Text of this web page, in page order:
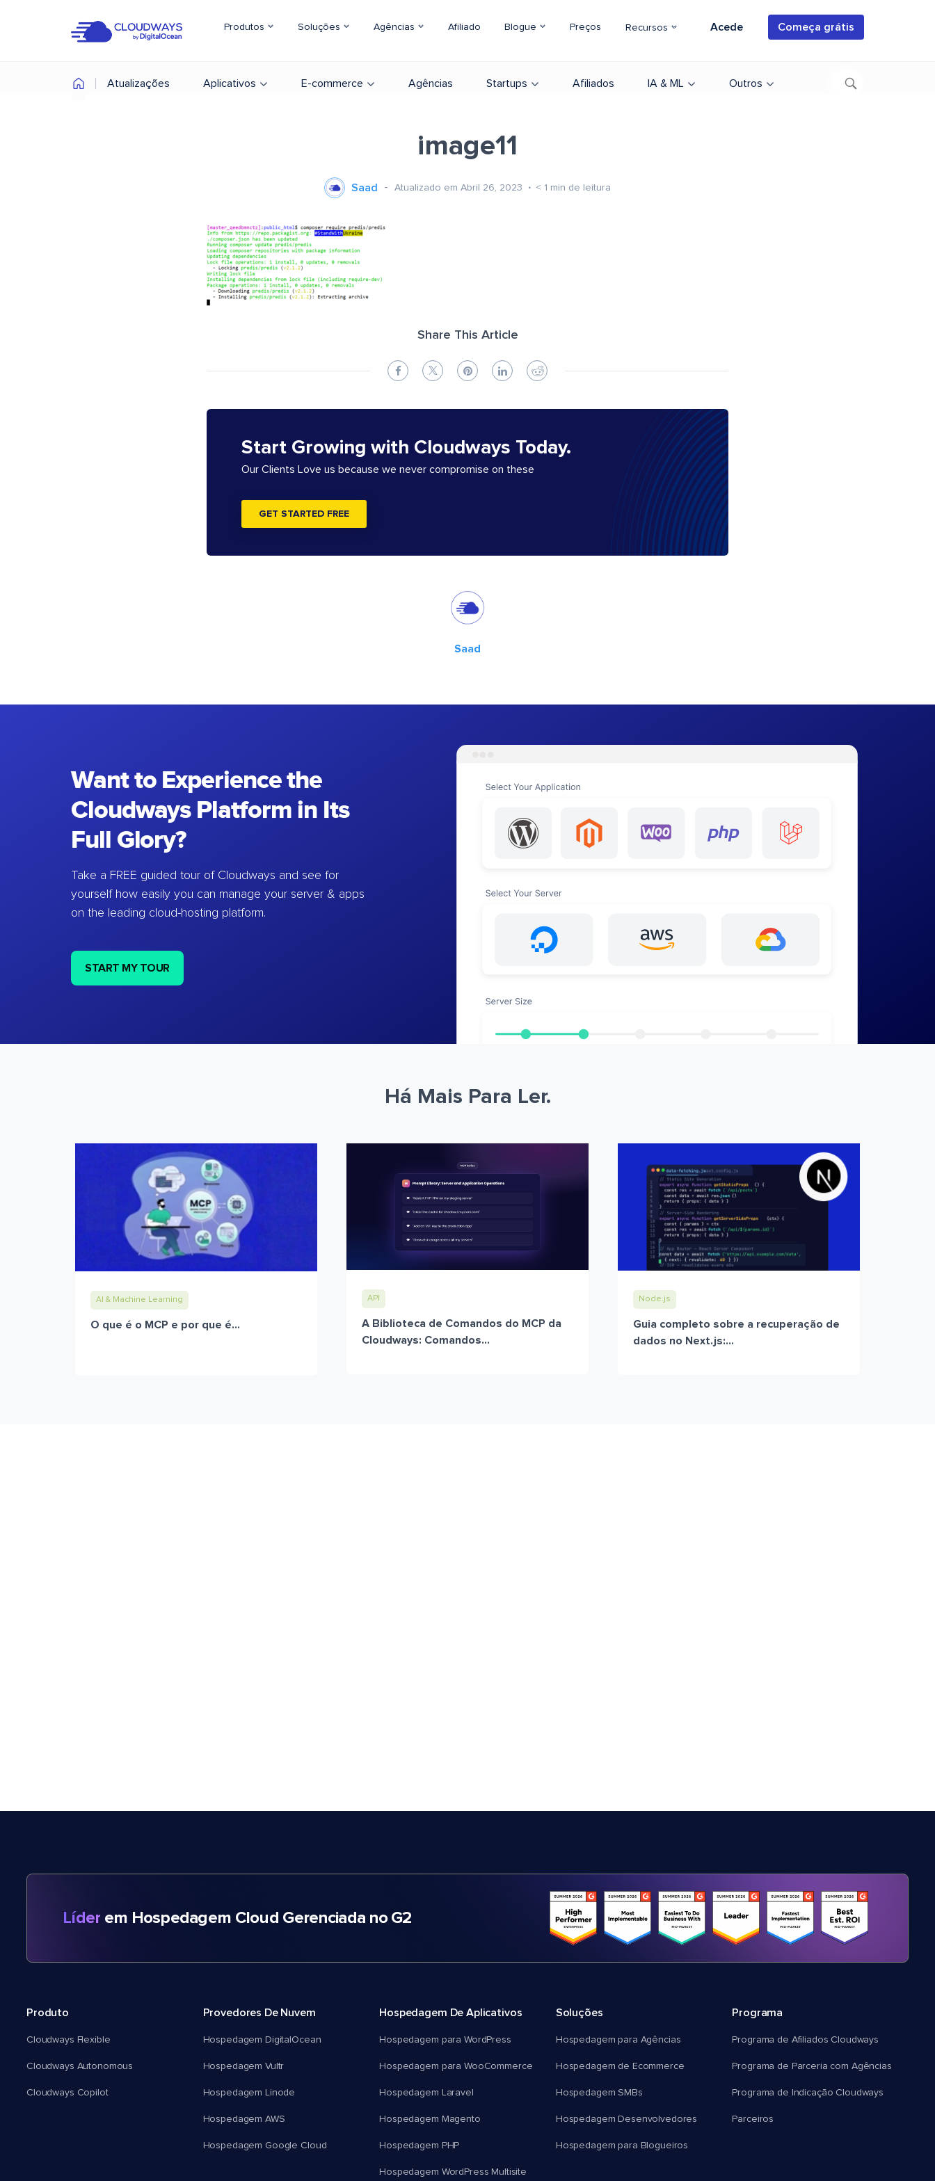
Produtos Soluções Agências Afiliado Blogue Preços Recursos Acede Começa grátis
Atualizações Aplicativos E-commerce Agências Startups Afiliados IA & ML Outros
image11
Saad Atualizado em Abril 26, 2023 < 1 min de leitura
Share This Article
Start Growing with Cloudways Today.
Our Clients Love us because we never compromise on these
GET STARTED FREE
Saad
Want to Experience the
Cloudways Platform in Its
Full Glory?
Take a FREE guided tour of Cloudways and see for
yourself how easily you can manage your server & apps
on the leading cloud-hosting platform.
START MY TOUR
Há Mais Para Ler.
AI & Machine Learning
O que é o MCP e por que é...
API
A Biblioteca de Comandos do MCP da
Cloudways: Comandos...
Node.js
Guia completo sobre a recuperação de
dados no Next.js:...
Líder em Hospedagem Cloud Gerenciada no G2
Produto
Cloudways Flexible
Cloudways Autonomous
Cloudways Copilot
Provedores De Nuvem
Hospedagem DigitalOcean
Hospedagem Vultr
Hospedagem Linode
Hospedagem AWS
Hospedagem Google Cloud
Hospedagem De Aplicativos
Hospedagem para WordPress
Hospedagem para WooCommerce
Hospedagem Laravel
Hospedagem Magento
Hospedagem PHP
Hospedagem WordPress Multisite
Soluções
Hospedagem para Agências
Hospedagem de Ecommerce
Hospedagem SMBs
Hospedagem Desenvolvedores
Hospedagem para Blogueiros
Programa
Programa de Afiliados Cloudways
Programa de Parceria com Agências
Programa de Indicação Cloudways
Parceiros